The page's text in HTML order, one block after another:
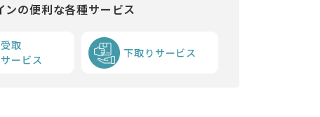
ンの便利な各種サービス
取
ービス
下取りサービス